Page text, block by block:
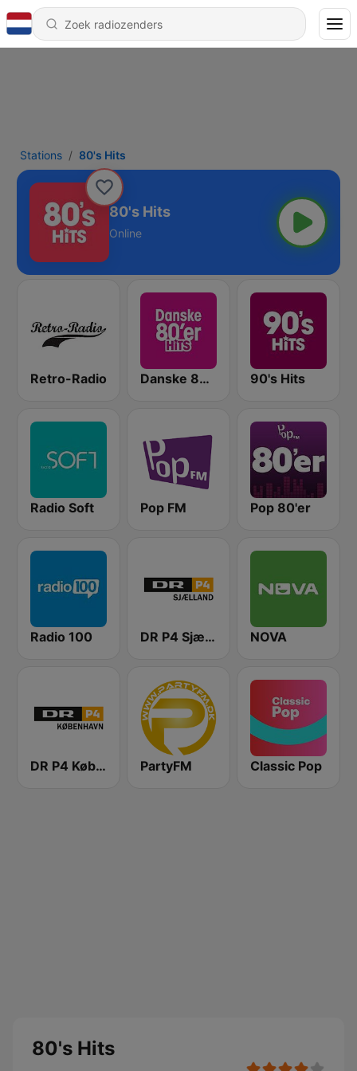
Stations 80's Hits
80's Hits
Online
Retro-Radio Danske 80'er Hits 90's Hits
Radio Soft Pop FM Pop 80'er
Radio 100 DR P4 Sjælland NOVA
DR P4 København PartyFM Classic Pop
80's Hits